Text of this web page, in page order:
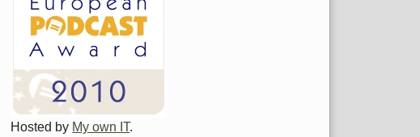
Hosted by My own IT.